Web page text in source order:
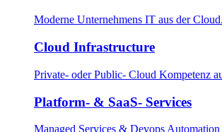
Moderne Unternehmens IT aus der Cloud.
Cloud Infrastructure
Private- oder Public- Cloud Kompetenz
Platform- & SaaS- Services
Managed Services & Devops Automation